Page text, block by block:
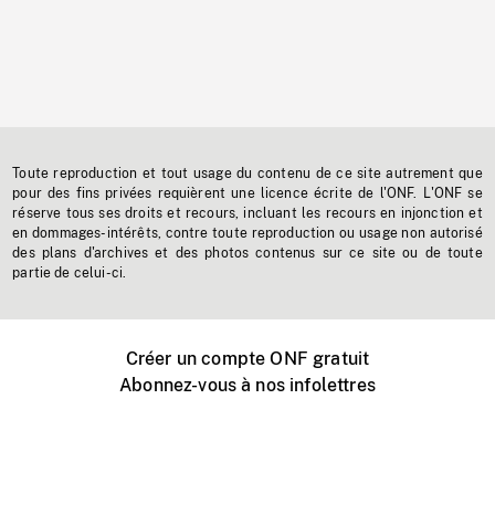
Toute reproduction et tout usage du contenu de ce site autrement que
pour des fins privées requièrent une licence écrite de l'ONF. L'ONF se
réserve tous ses droits et recours, incluant les recours en injonction et
en dommages-intérêts, contre toute reproduction ou usage non autorisé
des plans d'archives et des photos contenus sur ce site ou de toute
partie de celui-ci.
Créer un compte ONF gratuit
Abonnez-vous à nos infolettres